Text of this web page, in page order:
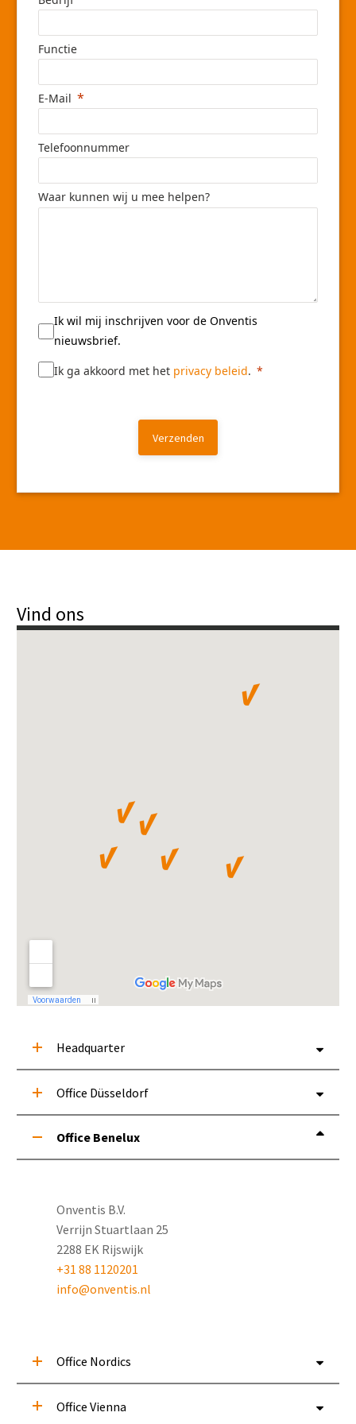
Functie
E-Mail
Telefoonnummer
Waar kunnen wij u mee helpen?
Ik wil mij inschrijven voor de Onventis
nieuwsbrief.
Ik ga akkoord met het privacy beleid.
Verzenden
Vind ons
Headquarter
Office Düsseldorf
Office Benelux
Onventis B.V.
Verrijn Stuartlaan 25
2288 EK Rijswijk
+31 88 1120201
info@onventis.nl
Office Nordics
Office Vienna